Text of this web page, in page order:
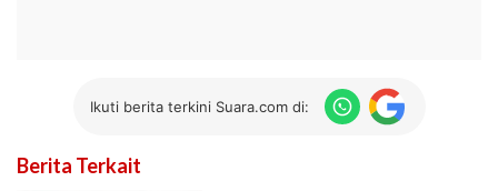
Ikuti berita terkini Suara.com di:
Berita Terkait